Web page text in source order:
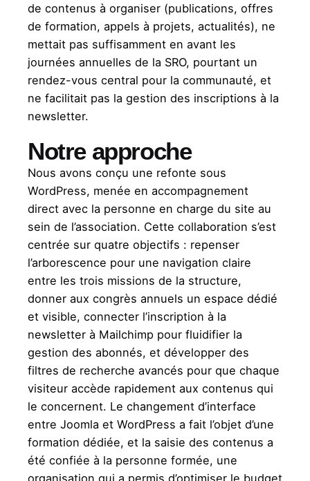
de contenus à organiser (publications, offres
de formation, appels à projets, actualités), ne
mettait pas suffisamment en avant les
journées annuelles de la SRO, pourtant un
rendez-vous central pour la communauté, et
ne facilitait pas la gestion des inscriptions à la
newsletter.
Notre approche
Nous avons conçu une refonte sous
WordPress, menée en accompagnement
direct avec la personne en charge du site au
sein de l’association. Cette collaboration s’est
centrée sur quatre objectifs : repenser
l’arborescence pour une navigation claire
entre les trois missions de la structure,
donner aux congrès annuels un espace dédié
et visible, connecter l’inscription à la
newsletter à Mailchimp pour fluidifier la
gestion des abonnés, et développer des
filtres de recherche avancés pour que chaque
visiteur accède rapidement aux contenus qui
le concernent. Le changement d’interface
entre Joomla et WordPress a fait l’objet d’une
formation dédiée, et la saisie des contenus a
été confiée à la personne formée, une
organisation qui a permis d’optimiser le budget